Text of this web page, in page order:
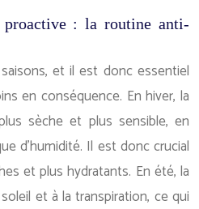
proactive : la routine anti-
et il est donc essentiel
en conséquence. En hiver, la
sèche et plus sensible, en
d’humidité. Il est donc crucial
et plus hydratants. En été, la
et à la transpiration, ce qui